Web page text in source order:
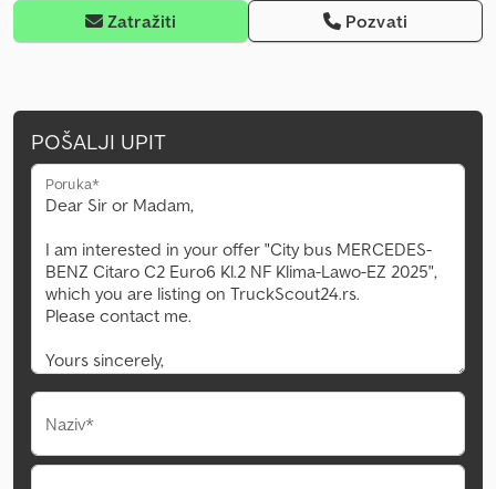
Zatražiti Pozvati
POŠALJI UPIT
Poruka*
Naziv*